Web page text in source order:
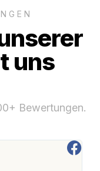
uns
Bewertungen.